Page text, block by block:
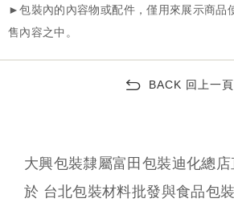
BACK 回上一頁
大興包裝隸屬富田包裝迪化總
於 台北包裝材料批發與食品包